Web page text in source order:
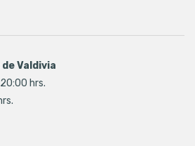
Valdivia
hrs.